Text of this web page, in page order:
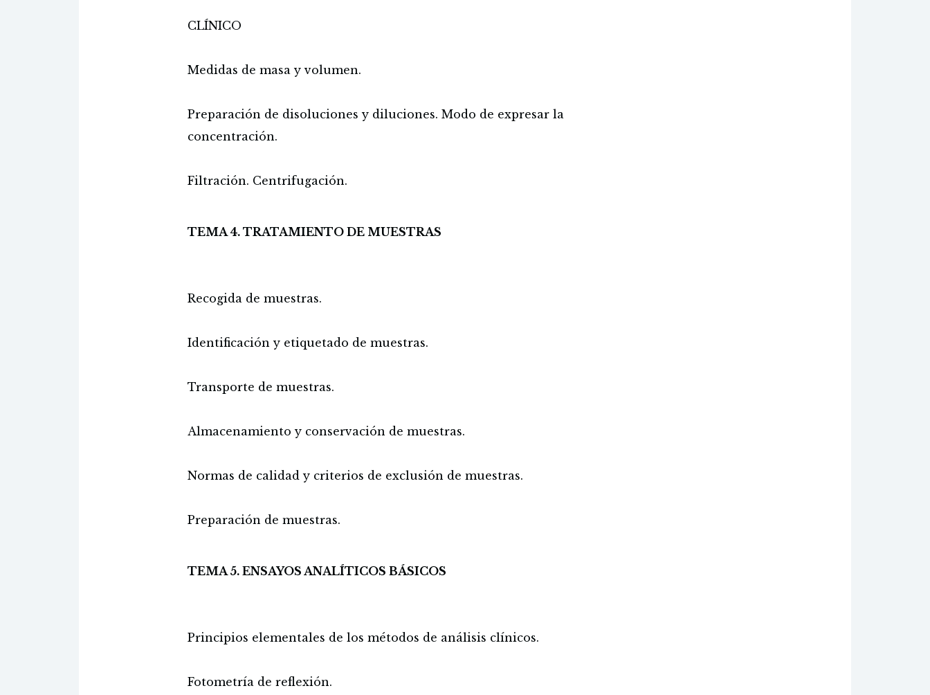
CLÍNICO
Medidas de masa y volumen.
Preparación de disoluciones y diluciones. Modo de expresar la
concentración.
Filtración. Centrifugación.
TEMA 4. TRATAMIENTO DE MUESTRAS
Recogida de muestras.
Identificación y etiquetado de muestras.
Transporte de muestras.
Almacenamiento y conservación de muestras.
Normas de calidad y criterios de exclusión de muestras.
Preparación de muestras.
TEMA 5. ENSAYOS ANALÍTICOS BÁSICOS
Principios elementales de los métodos de análisis clínicos.
Fotometría de reflexión.